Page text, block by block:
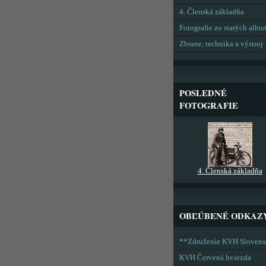
4. Členská základňa
Fotografie zo starých
Zbrane, technika a výstroj
POSLEDNÉ
FOTOGRAFIE
4. Členská základňa
OBĽÚBENÉ
**Združenie KVH
KVH Červená hviezda